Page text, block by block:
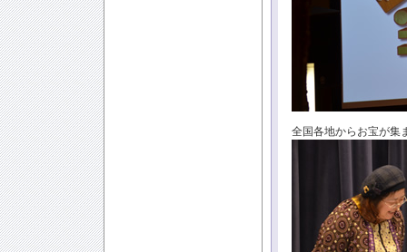
全国各地からお宝が集